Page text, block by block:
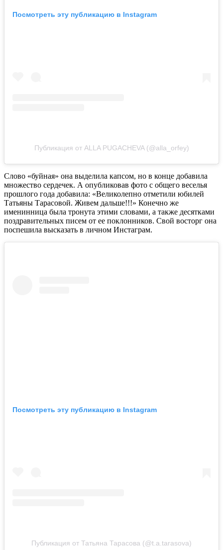
Посмотреть эту публикацию в Instagram
Публикация от ALLA PUGACHEVA (@alla_orfey)
Слово «буйная» она выделила капсом, но в конце добавила
множество сердечек. А опубликовав фото с общего веселья
прошлого года добавила: «Великолепно отметили юбилей
Татьяны Тарасовой. Живем дальше!!!» Конечно же
именинница была тронута этими словами, а также десятками
поздравительных писем от ее поклонников. Свой восторг она
поспешила высказать в личном Инстаграм.
Посмотреть эту публикацию в Instagram
Публикация от Татьяна Тарасова (@t.a.tarasova)